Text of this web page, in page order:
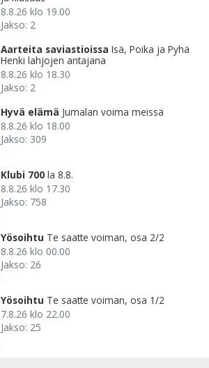
8.8.26 klo 19.00
Jakso: 2
Aarteita saviastioissa Isä, Poika ja Pyhä
Henki lahjojen antajana
8.8.26 klo 18.30
Jakso: 2
Hyvä elämä Jumalan voima meissä
8.8.26 klo 18.00
Jakso: 309
Klubi 700 la 8.8.
8.8.26 klo 17.30
Jakso: 758
Yösoihtu Te saatte voiman, osa 2/2
8.8.26 klo 00.00
Jakso: 26
Yösoihtu Te saatte voiman, osa 1/2
7.8.26 klo 22.00
Jakso: 25